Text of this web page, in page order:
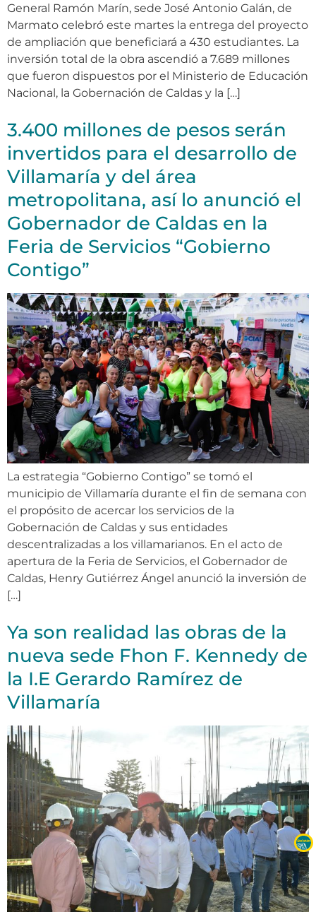
General Ramón Marín, sede José Antonio Galán, de
Marmato celebró este martes la entrega del proyecto
de ampliación que beneficiará a 430 estudiantes. La
inversión total de la obra ascendió a 7.689 millones
que fueron dispuestos por el Ministerio de Educación
Nacional, la Gobernación de Caldas y la […]
3.400 millones de pesos serán
invertidos para el desarrollo de
Villamaría y del área
metropolitana, así lo anunció el
Gobernador de Caldas en la
Feria de Servicios “Gobierno
Contigo”
La estrategia “Gobierno Contigo” se tomó el
municipio de Villamaría durante el fin de semana con
el propósito de acercar los servicios de la
Gobernación de Caldas y sus entidades
descentralizadas a los villamarianos. En el acto de
apertura de la Feria de Servicios, el Gobernador de
Caldas, Henry Gutiérrez Ángel anunció la inversión de
[…]
Ya son realidad las obras de la
nueva sede Fhon F. Kennedy de
la I.E Gerardo Ramírez de
Villamaría